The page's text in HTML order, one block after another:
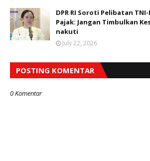
DPR RI Soroti Pelibatan
Pajak: Jangan Timbulkan
nakuti
July 22, 2026
POSTING KOMENTAR
0 Komentar